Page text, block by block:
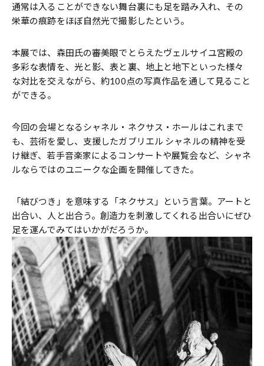
通常は入ることができない舞台裏にも足を踏み入れ、その
栄華の痕跡をほぼ自然光で撮影したという。
本展では、森田氏の審美眼でとらえたヴェルサイユ宮殿の
多彩な表情を、光と影、表と裏、地上と地下といった様々
な対比を交えながら、約100点の写真作品を通して見ること
ができる。
今回の会場となるシャネル・ネクサス・ホールはこれまで
も、芸術を愛し、支援したガブリエル シャネルの精神を受
け継ぎ、若手音楽家によるコンサートや展覧会など、シャネ
ルならではのユニークな企画を開催してきた。
「結びつき」を意味する「ネクサス」という言葉。アートと
出合い、人と出合う。創造力を刺激してくれる出合いにぜひ
足を運んでみてはいかがだろうか。